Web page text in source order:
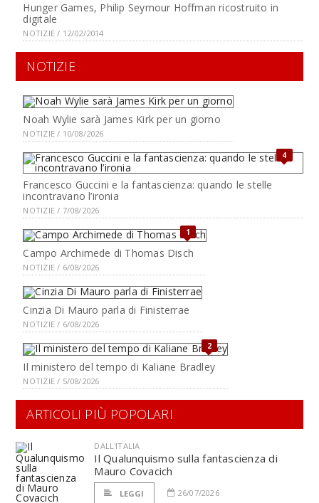
Hunger Games, Philip Seymour Hoffman ricostruito in
digitale
NOTIZIE / 12/02/2014
NOTIZIE
Noah Wylie sarà James Kirk per un giorno
NOTIZIE / 10/08/2026
4
Francesco Guccini e la fantascienza: quando le stelle
incontravano l’ironia
NOTIZIE / 7/08/2026
1
Campo Archimede di Thomas Disch
NOTIZIE / 6/08/2026
Cinzia Di Mauro parla di Finisterrae
NOTIZIE / 6/08/2026
2
Il ministero del tempo di Kaliane Bradley
NOTIZIE / 5/08/2026
ARTICOLI PIÙ POPOLARI
DALL'ITALIA
Il Qualunquismo sulla fantascienza di
Mauro Covacich
LEGGI 26/07/2026